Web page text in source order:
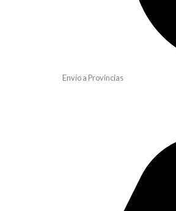
Envío a Provincias